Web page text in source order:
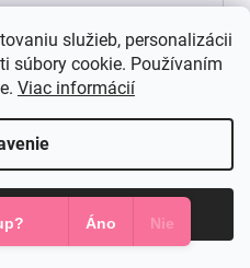
služieb, personalizácii
súbory cookie. Používaním
Viac informácií
Áno Nie